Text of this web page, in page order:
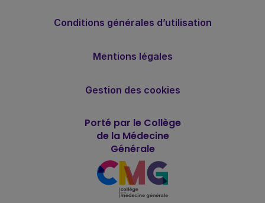
Conditions générales d’utilisation
Mentions légales
Gestion des cookies
Porté par le Collège
de la Médecine
Générale